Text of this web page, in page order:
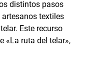
distintos pasos
textiles
Este recurso
«La ruta del telar»,